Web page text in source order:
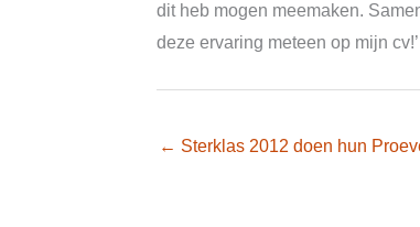
dit heb mogen meemaken.
deze ervaring meteen op mijn cv!’
← Sterklas 2012 doen hun